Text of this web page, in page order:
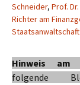
Schneider, Prof.
Richter am
Hinweis am
folgende